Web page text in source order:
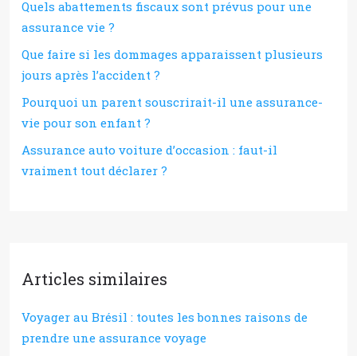
Quels abattements fiscaux sont prévus pour une
assurance vie ?
Que faire si les dommages apparaissent plusieurs
jours après l’accident ?
Pourquoi un parent souscrirait-il une assurance-
vie pour son enfant ?
Assurance auto voiture d’occasion : faut-il
vraiment tout déclarer ?
Articles similaires
Voyager au Brésil : toutes les bonnes raisons de
prendre une assurance voyage